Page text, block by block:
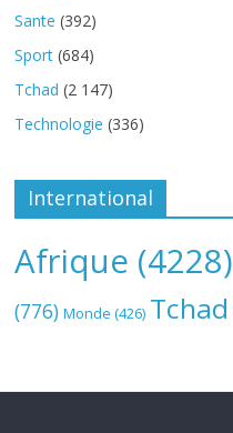
Sante (392)
Sport (684)
Tchad (2 147)
Technologie (336)
International
Afrique (4228)
(776) Monde (426) Tchad